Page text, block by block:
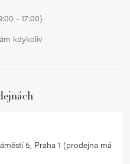
- 17:00)
kdykoliv
5, Praha 1 (prodejna má